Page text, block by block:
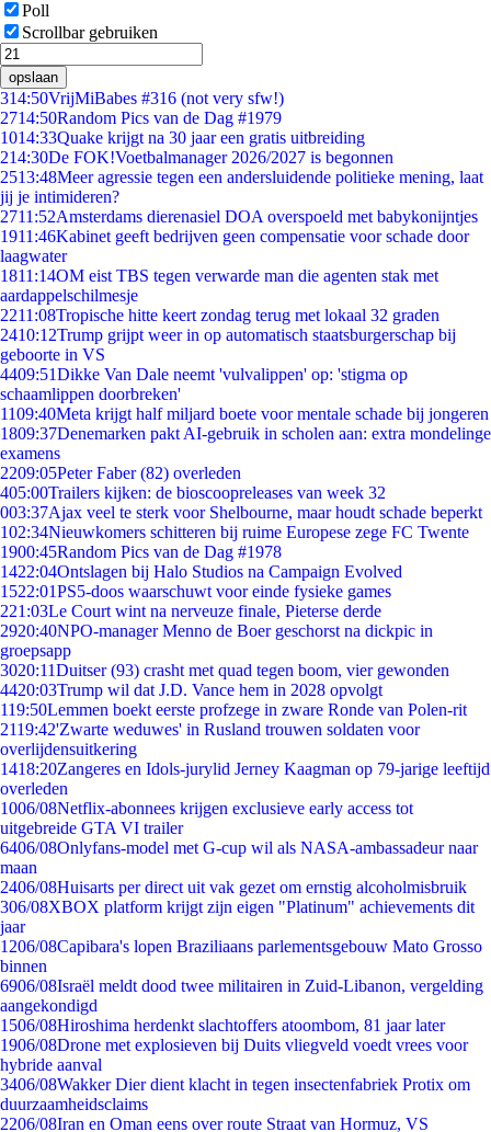
Poll
Scrollbar gebruiken
opslaan
314:50VrijMiBabes #316 (not very sfw!)
2714:50Random Pics van de Dag #1979
1014:33Quake krijgt na 30 jaar een gratis uitbreiding
214:30De FOK!Voetbalmanager 2026/2027 is begonnen
2513:48Meer agressie tegen een andersluidende politieke mening, laat
jij je intimideren?
2711:52Amsterdams dierenasiel DOA overspoeld met babykonijntjes
1911:46Kabinet geeft bedrijven geen compensatie voor schade door
laagwater
1811:14OM eist TBS tegen verwarde man die agenten stak met
aardappelschilmesje
2211:08Tropische hitte keert zondag terug met lokaal 32 graden
2410:12Trump grijpt weer in op automatisch staatsburgerschap bij
geboorte in VS
4409:51Dikke Van Dale neemt 'vulvalippen' op: 'stigma op
schaamlippen doorbreken'
1109:40Meta krijgt half miljard boete voor mentale schade bij jongeren
1809:37Denemarken pakt AI-gebruik in scholen aan: extra mondelinge
examens
2209:05Peter Faber (82) overleden
405:00Trailers kijken: de bioscoopreleases van week 32
003:37Ajax veel te sterk voor Shelbourne, maar houdt schade beperkt
102:34Nieuwkomers schitteren bij ruime Europese zege FC Twente
1900:45Random Pics van de Dag #1978
1422:04Ontslagen bij Halo Studios na Campaign Evolved
1522:01PS5-doos waarschuwt voor einde fysieke games
221:03Le Court wint na nerveuze finale, Pieterse derde
2920:40NPO-manager Menno de Boer geschorst na dickpic in
groepsapp
3020:11Duitser (93) crasht met quad tegen boom, vier gewonden
4420:03Trump wil dat J.D. Vance hem in 2028 opvolgt
119:50Lemmen boekt eerste profzege in zware Ronde van Polen-rit
2119:42'Zwarte weduwes' in Rusland trouwen soldaten voor
overlijdensuitkering
1418:20Zangeres en Idols-jurylid Jerney Kaagman op 79-jarige leeftijd
overleden
1006/08Netflix-abonnees krijgen exclusieve early access tot
uitgebreide GTA VI trailer
6406/08Onlyfans-model met G-cup wil als NASA-ambassadeur naar
maan
2406/08Huisarts per direct uit vak gezet om ernstig alcoholmisbruik
306/08XBOX platform krijgt zijn eigen "Platinum" achievements dit
jaar
1206/08Capibara's lopen Braziliaans parlementsgebouw Mato Grosso
binnen
6906/08Israël meldt dood twee militairen in Zuid-Libanon, vergelding
aangekondigd
1506/08Hiroshima herdenkt slachtoffers atoombom, 81 jaar later
1906/08Drone met explosieven bij Duits vliegveld voedt vrees voor
hybride aanval
3406/08Wakker Dier dient klacht in tegen insectenfabriek Protix om
duurzaamheidsclaims
2206/08Iran en Oman eens over route Straat van Hormuz, VS